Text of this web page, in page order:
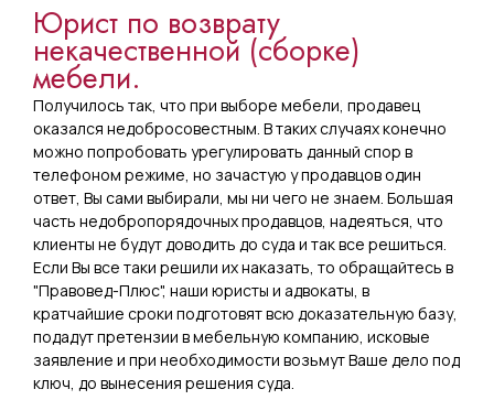
Юрист по возврату
некачественной (сборке)
мебели.
Получилось так, что при выборе мебели, продавец
оказался недобросовестным. В таких случаях конечно
можно попробовать урегулировать данный спор в
телефоном режиме, но зачастую у продавцов один
ответ, Вы сами выбирали, мы ни чего не знаем. Большая
часть недобропорядочных продавцов, надеяться, что
клиенты не будут доводить до суда и так все решиться.
Если Вы все таки решили их наказать, то обращайтесь в
"Правовед-Плюс", наши юристы и адвокаты, в
кратчайшие сроки подготовят всю доказательную базу,
подадут претензии в мебельную компанию, исковые
заявление и при необходимости возьмут Ваше дело под
ключ, до вынесения решения суда.